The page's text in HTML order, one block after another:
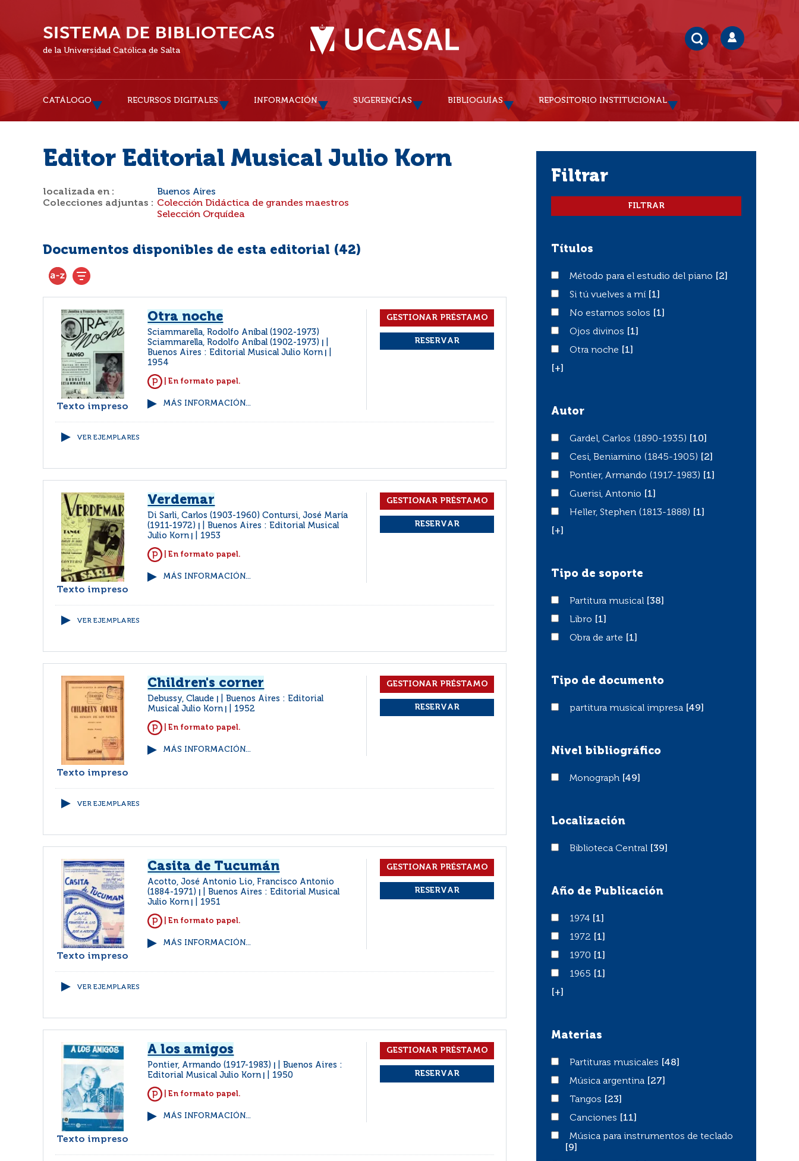
de la Universidad Católica de Salta
CATÁLOGO RECURSOS DIGITALES INFORMACIÓN SUGERENCIAS BIBLIOGUÍAS REPOSITORIO INSTITUCIONAL
Editor Editorial Musical Julio Korn
localizada en :
Buenos Aires
Colecciones adjuntas : Colección Didáctica de grandes maestros
Selección Orquídea
Documentos disponibles de esta editorial (42)
Texto impreso
Otra noche
Sciammarella, Rodolfo Aníbal (1902-1973)
Sciammarella, Rodolfo Aníbal (1902-1973)
Buenos Aires : Editorial Musical Julio Korn
1954
| En formato papel.
MÁS INFORMACIÓN...
VER EJEMPLARES
Texto impreso
Verdemar
Di Sarli, Carlos (1903-1960) Contursi, José María
(1911-1972)
Buenos Aires : Editorial Musical
Julio Korn
1953
| En formato papel.
MÁS INFORMACIÓN...
VER EJEMPLARES
Texto impreso
Children's corner
Debussy, Claude
Buenos Aires : Editorial
Musical Julio Korn
1952
| En formato papel.
MÁS INFORMACIÓN...
VER EJEMPLARES
Texto impreso
Casita de Tucumán
Acotto, José Antonio Lio, Francisco Antonio
(1884-1971)
Buenos Aires : Editorial Musical
Julio Korn
1951
| En formato papel.
MÁS INFORMACIÓN...
VER EJEMPLARES
Texto impreso
A los amigos
Pontier, Armando (1917-1983)
Buenos Aires :
Editorial Musical Julio Korn
1950
| En formato papel.
MÁS INFORMACIÓN...
filtrar
Títulos
Método para el estudio del piano
Método para el estudio del piano
[2]
Si tú vuelves a mí
Si tú vuelves a mí
[1]
No estamos solos
No estamos solos
[1]
Ojos divinos
Ojos divinos
[1]
Otra noche
Otra noche
[1]
[+]
Autor
Gardel, Carlos (1890-1935)
Gardel, Carlos (1890-1935)
[10]
Cesi, Beniamino (1845-1905)
Cesi, Beniamino (1845-1905)
[2]
Pontier, Armando (1917-1983)
Pontier, Armando (1917-1983)
[1]
Guerisi, Antonio
Guerisi, Antonio
[1]
Heller, Stephen (1813-1888)
Heller, Stephen (1813-1888)
[1]
[+]
Tipo de soporte
Partitura musical
Partitura musical
[38]
LibroLibro
[1]
Obra de arte
Obra de arte [1]
Tipo de documento
partitura musical impresa
partitura musical impresa [49]
Nivel bibliográfico
Monograph
Monograph [49]
Localización
Biblioteca Central
Biblioteca Central [39]
Año de Publicación
19741974
[1]
19721972
[1]
19701970
[1]
19651965
[1]
[+]
Materias
Partituras musicales
Partituras musicales
[48]
Música argentina
Música argentina
[27]
TangosTangos
[23]
Canciones
Canciones
[11]
Música para instrumentos de teclado
Música para instrumentos de teclado
[9]